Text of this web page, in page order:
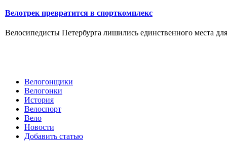
Велотрек превратится в спорткомплекс
Велосипедисты Петербурга лишились единственного места
Велогонщики
Велогонки
История
Велоспорт
Вело
Новости
Добавить статью